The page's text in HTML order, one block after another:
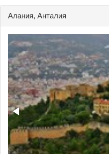
Алания, Анталия